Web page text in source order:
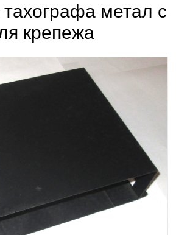
метал с
крепежа